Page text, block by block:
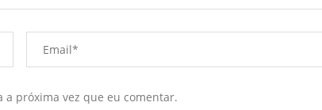
a próxima vez que eu comentar.